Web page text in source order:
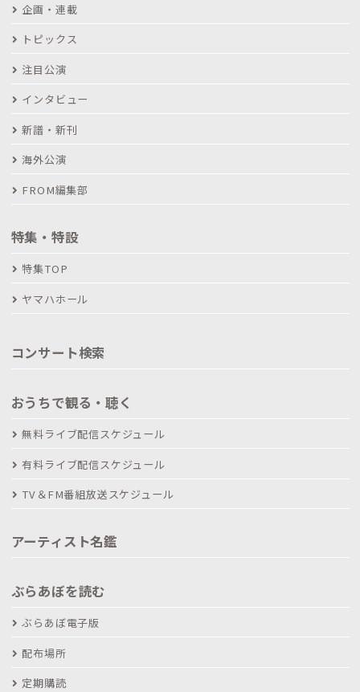
企画・連載
トピックス
注目公演
インタビュー
新譜・新刊
海外公演
FROM編集部
特集・特設
特集TOP
ヤマハホール
コンサート検索
おうちで観る・聴く
無料ライブ配信スケジュール
有料ライブ配信スケジュール
TV＆FM番組放送スケジュール
アーティスト名鑑
ぶらあぼを読む
ぶらあぼ電子版
配布場所
定期購読